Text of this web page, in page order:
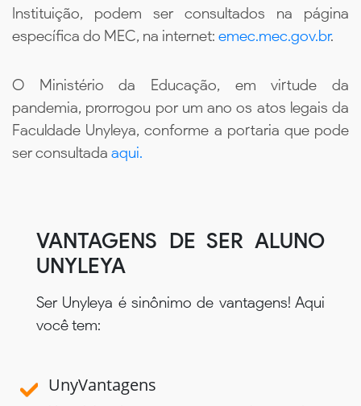
Instituição, podem ser consultados na página
específica do MEC, na internet: emec.mec.gov.br.
O Ministério da Educação, em virtude da
pandemia, prorrogou por um ano os atos legais da
Faculdade Unyleya, conforme a portaria que pode
ser consultada aqui.
VANTAGENS DE SER ALUNO
UNYLEYA
Ser Unyleya é sinônimo de vantagens! Aqui
você tem:
UnyVantagens